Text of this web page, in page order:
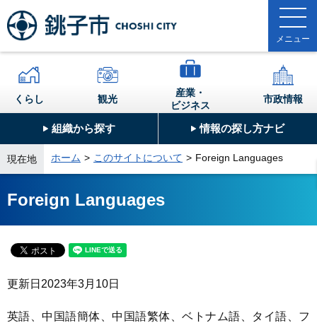
組織から探す 情報の探し方ナビ
くらし 観光
産業・
ビジネス
市政情報
現在地 ホーム このサイトについて Foreign Languages
Foreign Languages
更新日 2023年3月10日
英語、中国語簡体、中国語繁体、ベトナム語、タイ語、フ